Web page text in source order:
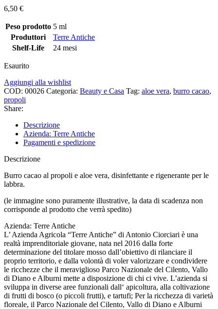
6,50 €
Peso prodotto 5 ml
Produttori
Terre Antiche
Shelf-Life
24 mesi
Esaurito
Aggiungi alla wishlist
COD: 00026 Categoria: Beauty e Casa Tag: aloe vera, burro cacao,
propoli
Share:
Descrizione
Azienda: Terre Antiche
Pagamenti e spedizione
Descrizione
Burro cacao al propoli e aloe vera, disinfettante e rigenerante per le
labbra.
(le immagine sono puramente illustrative, la data di scadenza non
corrisponde al prodotto che verrà spedito)
Azienda: Terre Antiche
L’ Azienda Agricola “Terre Antiche” di Antonio Ciorciari è una
realtà imprenditoriale giovane, nata nel 2016 dalla forte
determinazione del titolare mosso dall’obiettivo di rilanciare il
proprio territorio, e dalla volontà di voler valorizzare e condividere
le ricchezze che il meraviglioso Parco Nazionale del Cilento, Vallo
di Diano e Alburni mette a disposizione di chi ci vive. L’azienda si
sviluppa in diverse aree funzionali dall‘ apicoltura, alla coltivazione
di frutti di bosco (o piccoli frutti), e tartufi; Per la ricchezza di varietà
floreale, il Parco Nazionale del Cilento, Vallo di Diano e Alburni